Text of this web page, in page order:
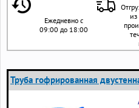
Ежедневно с
09:00 до 18:00
Труба гофрированная